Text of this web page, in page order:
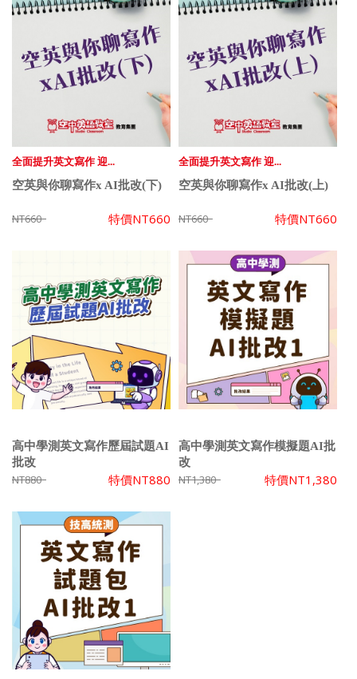
全面提升英文寫作 迎...
空英與你聊寫作x AI批改(下)
NT660 特價NT660
全面提升英文寫作 迎...
空英與你聊寫作x AI批改(上)
NT660 特價NT660
高中學測英文寫作歷屆試題AI
批改
NT880 特價NT880
高中學測英文寫作模擬題AI批
改
NT1,380 特價NT1,380